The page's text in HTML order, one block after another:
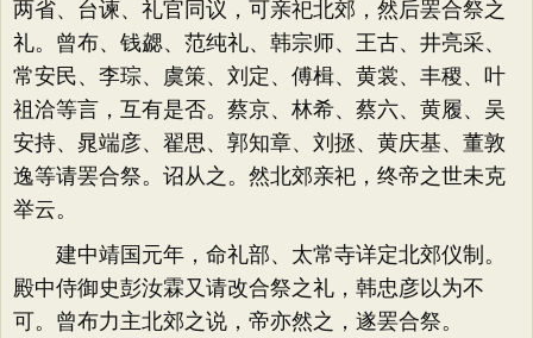
两省、台谏、礼官同议，可亲祀北郊，然后罢合祭之
礼。曾布、钱勰、范纯礼、韩宗师、王古、井亮采、
常安民、李琮、虞策、刘定、傅楫、黄裳、丰稷、叶
祖洽等言，互有是否。蔡京、林希、蔡六、黄履、吴
安持、晁端彦、翟思、郭知章、刘拯、黄庆基、董敦
逸等请罢合祭。诏从之。然北郊亲祀，终帝之世未克
举云。
建中靖国元年，命礼部、太常寺详定北郊仪制。
殿中侍御史彭汝霖又请改合祭之礼，韩忠彦以为不
可。曾布力主北郊之说，帝亦然之，遂罢合祭。